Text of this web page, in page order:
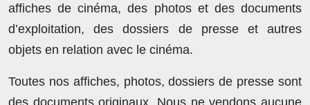
affiches de cinéma, des photos et des documents
d’exploitation, des dossiers de presse et autres
objets en relation avec le cinéma.
Toutes nos affiches, photos, dossiers de presse sont